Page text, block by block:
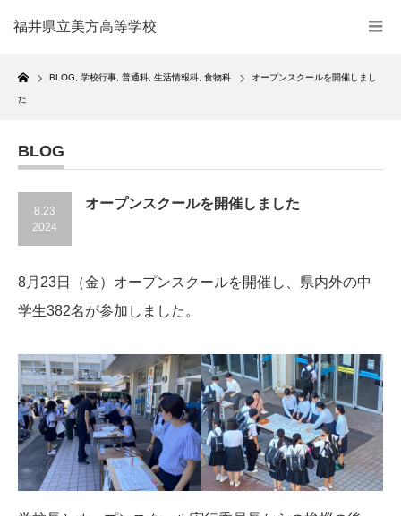
福井県立美方高等学校
Home
BLOG 学校行事 普通科 生活情報科 食物科 オープンスクールを開催しまし
た
BLOG
8.23
2024
オープンスクールを開催しました
8月23日（金）オープンスクールを開催し、県内外の中
学生382名が参加しました。